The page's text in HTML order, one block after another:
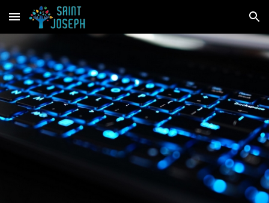
Skip to main content Skip to navigation